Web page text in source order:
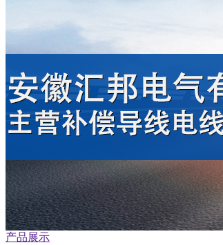
产品展示